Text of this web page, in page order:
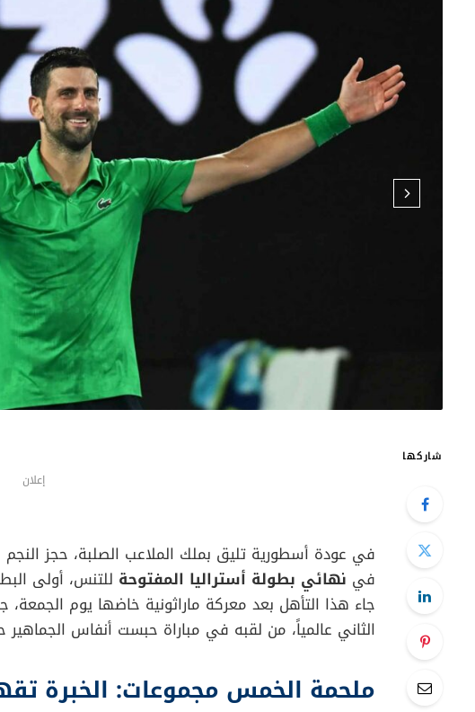
شاركها
إعلان
في عودة أسطورية تليق بملك الملاعب الصلبة، حجز
في نهائي بطولة أستراليا المفتوحة للتنس، أولى
جاء هذا التأهل بعد معركة ماراثونية خاضها يوم الجمعة،
الثاني عالمياً، من لقبه في مباراة حبست أنفاس الجماهير
ملحمة الخمس مجموعات: الخبرة